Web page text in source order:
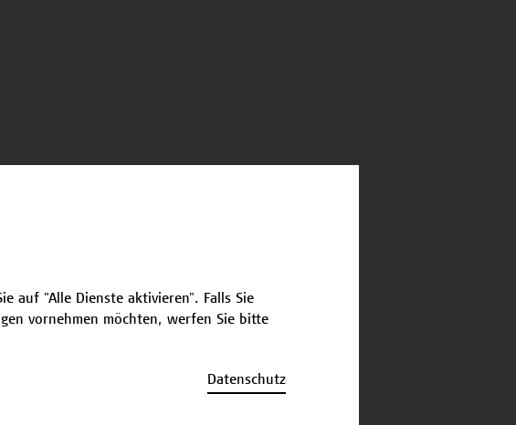
auf "Alle Dienste aktivieren". Falls Sie
vornehmen möchten, werfen Sie bitte
Datenschutz